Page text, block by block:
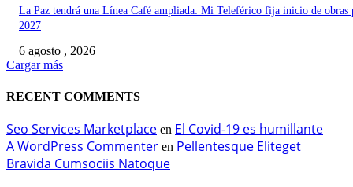
La Paz tendrá una Línea Café ampliada: Mi Teleférico fija inicio de obras
2027
6 agosto , 2026
Cargar más
RECENT COMMENTS
Seo Services Marketplace en El Covid-19 es humillante
A WordPress Commenter en Pellentesque Eliteget
Bravida Cumsociis Natoque